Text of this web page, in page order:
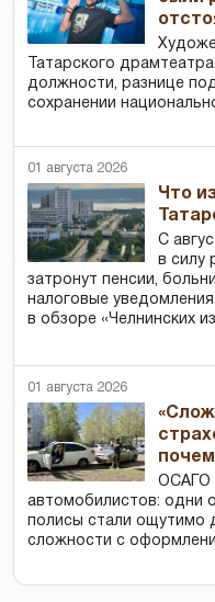
Татарского
должности, разнице
сохранении
01 августа 2026
Что
С
в силу
затронут пенсии,
налоговые
в обзоре «Челнинских
01 августа 2026
ОСАГО
автомобилистов: одни
полисы стали ощутимо
сложности с